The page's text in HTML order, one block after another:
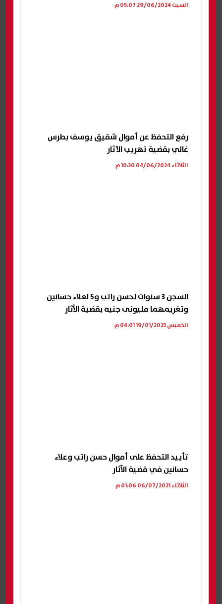
السبت 29/06/2024 05:07 م
رفع التحفظ عن أموال شقيق يوسف بطرس
غالي بقضية تهريب الأثار
الثلاثاء 04/06/2024 10:30 م
السجن 3 سنوات لحسن راتب و5 لعلاء حسانين
وتغريمهما مليونى جنيه بقضية الآثار
الخميس 19/01/2023 04:01 م
تأييد التحفظ على أموال حسن راتب وعلاء
حسانين في قضية الآثار
الثلاثاء 06/07/2021 01:06 م